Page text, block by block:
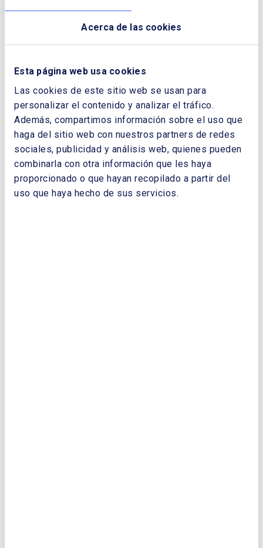
Acerca de las cookies
Esta página web usa cookies
Las cookies de este sitio web se usan para
personalizar el contenido y analizar el tráfico.
Además, compartimos información sobre el uso que
haga del sitio web con nuestros partners de redes
sociales, publicidad y análisis web, quienes pueden
combinarla con otra información que les haya
proporcionado o que hayan recopilado a partir del
uso que haya hecho de sus servicios.
Curso: Sostenibilidad en la Cadena
de Suministro del Sector Energético